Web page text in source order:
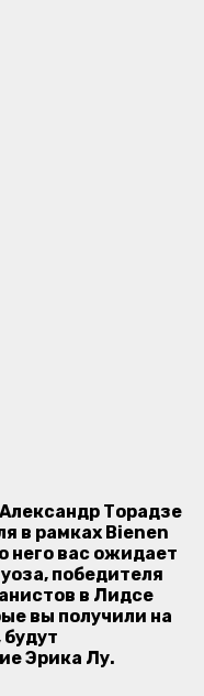
Торадзе
в рамках Bienen
него вас ожидает
победителя
в Лидсе
вы получили на
Эрика Лу.